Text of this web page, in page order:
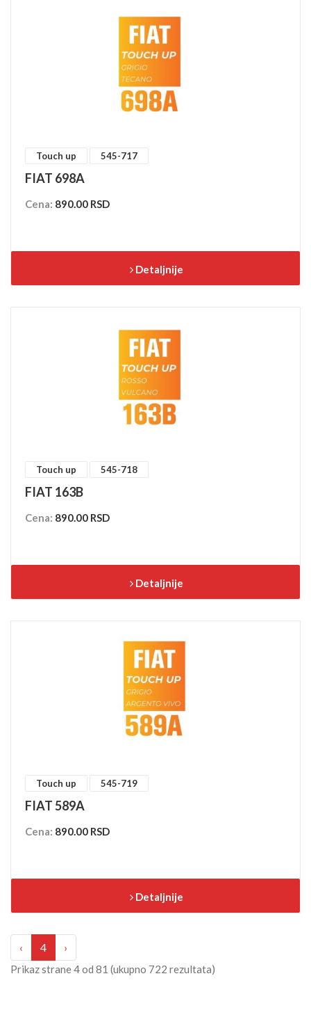
Touch up 545-717
FIAT 698A
Cena: 890.00 RSD
Detaljnije
Touch up 545-718
FIAT 163B
Cena: 890.00 RSD
Detaljnije
Touch up 545-719
FIAT 589A
Cena: 890.00 RSD
Detaljnije
‹ 4 ›
Prikaz strane4od 81 (ukupno 722 rezultata)